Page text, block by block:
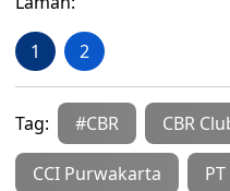
1 2
Tag: #CBR CBR
CCI Purwakarta